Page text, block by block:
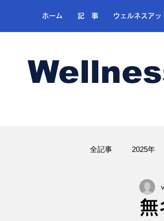
ホーム 記 事 ウェルネスアッ
全記事 2025年
無